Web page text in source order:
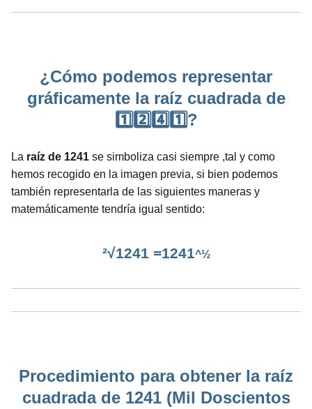
¿Cómo podemos representar
gráficamente la raíz cuadrada de
1️⃣2️⃣4️⃣1️⃣?
La raíz de 1241 se simboliza casi siempre ,tal y como
hemos recogido en la imagen previa, si bien podemos
también representarla de las siguientes maneras y
matemáticamente tendría igual sentido:
²√1241 =1241^½
Procedimiento para obtener la raíz
cuadrada de 1241 (Mil Doscientos